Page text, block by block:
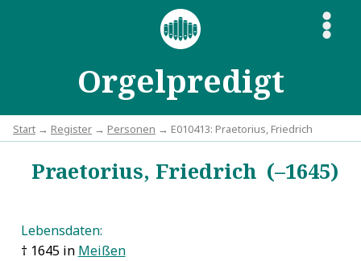
Orgelpredigt
S
Start → Register → Personen → E010413: Praetorius, Friedrich
Praetorius, Friedrich (–1645)
Lebensdaten:
† 1645 in Meißen